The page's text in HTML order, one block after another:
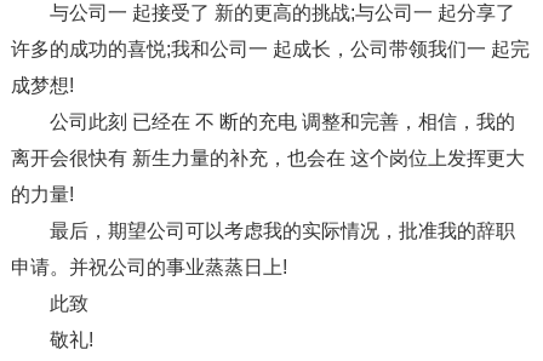
与公司一 起接受了 新的更高的挑战;与公司一 起分享了
许多的成功的喜悦;我和公司一 起成长，公司带领我们一 起完
成梦想!
公司此刻 已经在 不 断的充电 调整和完善，相信，我的
离开会很快有 新生力量的补充，也会在 这个岗位上发挥更大
的力量!
最后，期望公司可以考虑我的实际情况，批准我的辞职
申请。并祝公司的事业蒸蒸日上!
此致
敬礼!